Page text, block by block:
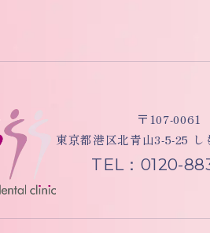
〒107-0061
東京都港区北青山3-5-25
TEL：0120-